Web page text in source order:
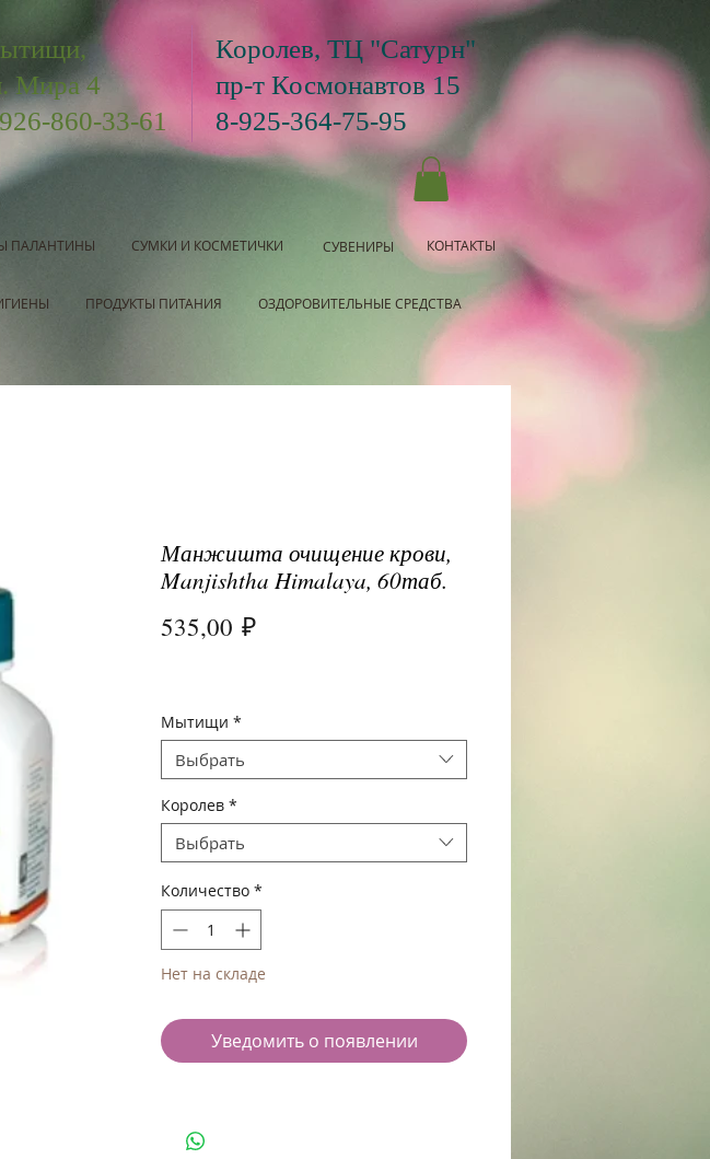
Мира 4
860-33-61
Королев, ТЦ "Сатурн"
пр-т Космонавтов 15
8-925-364-75-95
ПАЛАНТИНЫ СУМКИ И КОСМЕТИЧКИ СУВЕНИРЫ КОНТАКТЫ
ПРОДУКТЫ ПИТАНИЯ ОЗДОРОВИТЕЛЬНЫЕ СРЕДСТВА
Манжишта очищение крови,
Manjishtha Himalaya, 60таб.
535,00 ₽Цена
Мытищи *
Выбрать
Королев *
Выбрать
Количество *
Нет на складе
Уведомить о появлении